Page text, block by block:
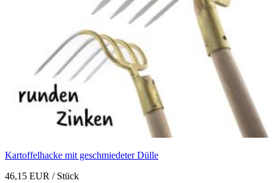
Kartoffelhacke mit geschmiedeter Dülle
46,15 EUR / Stück